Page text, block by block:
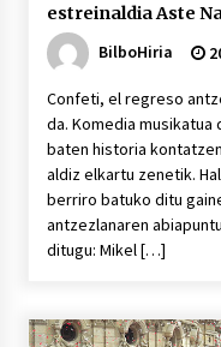
estreinaldia Aste
BilboHiria
Confeti, el regreso
da. Komedia
baten historia
aldiz elkartu zenetik.
berriro batuko ditu
antzezlanaren
ditugu: Mikel […]